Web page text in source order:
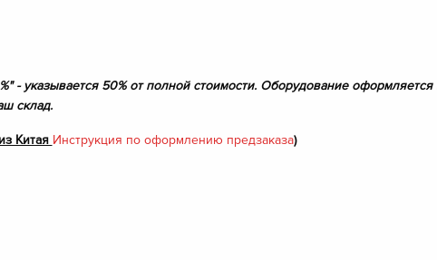
- указывается 50% от полной стоимости. Оборудование
склад.
Китая Инструкция по оформлению предзаказа)